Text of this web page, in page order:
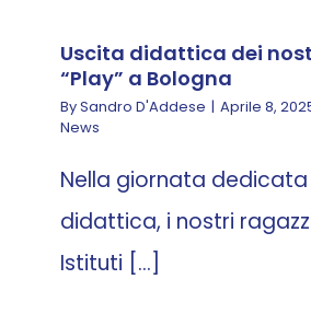
Uscita didattica dei
“Play” a Bologna
BySandro D'Addese | Aprile 8,
News
Nella giornata dedicata
didattica, i nostri
Istituti [...]